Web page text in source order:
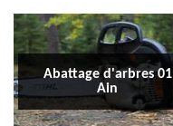
Abattage d'arbres 01
Ain